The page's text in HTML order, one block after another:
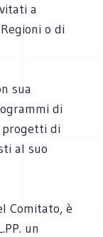
a
o di
sua
di
progetti di
al suo
Comitato, è
un